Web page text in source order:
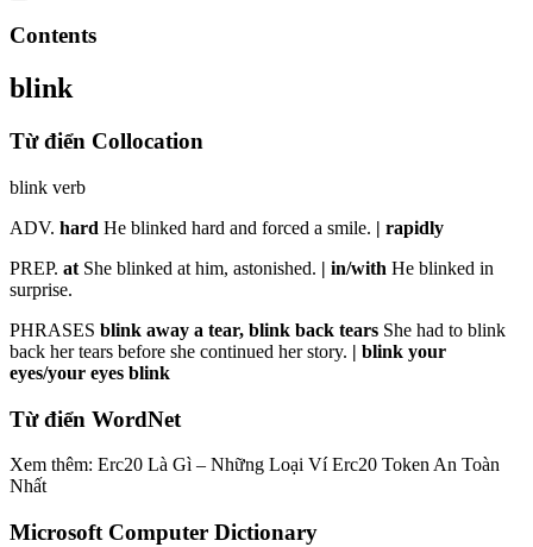
Contents
blink
Từ điển Collocation
blink verb
ADV. hard He blinked hard and forced a smile. | rapidly
PREP. at She blinked at him, astonished. | in/with He blinked in
surprise.
PHRASES blink away a tear, blink back tears She had to blink
back her tears before she continued her story. | blink your
eyes/your eyes blink
Từ điển WordNet
Xem thêm: Erc20 Là Gì – Những Loại Ví Erc20 Token An Toàn
Nhất
Microsoft Computer Dictionary